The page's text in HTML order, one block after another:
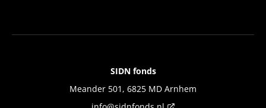
SIDN fonds
Meander 501, 6825 MD Arnhem